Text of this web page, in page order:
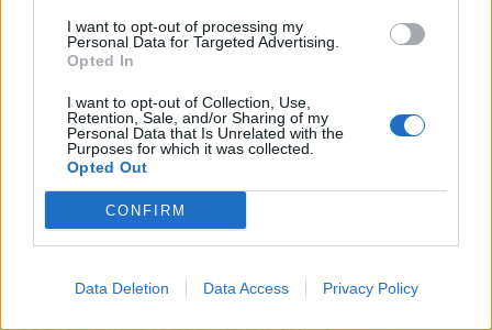
I want to opt-out of processing my
Personal Data for Targeted Advertising.
Opted In
I want to opt-out of Collection, Use,
Retention, Sale, and/or Sharing of my
Personal Data that Is Unrelated with the
Purposes for which it was collected.
Opted Out
CONFIRM
Data Deletion Data Access Privacy Policy
Διάβασε επίσης
για την άμυνα.